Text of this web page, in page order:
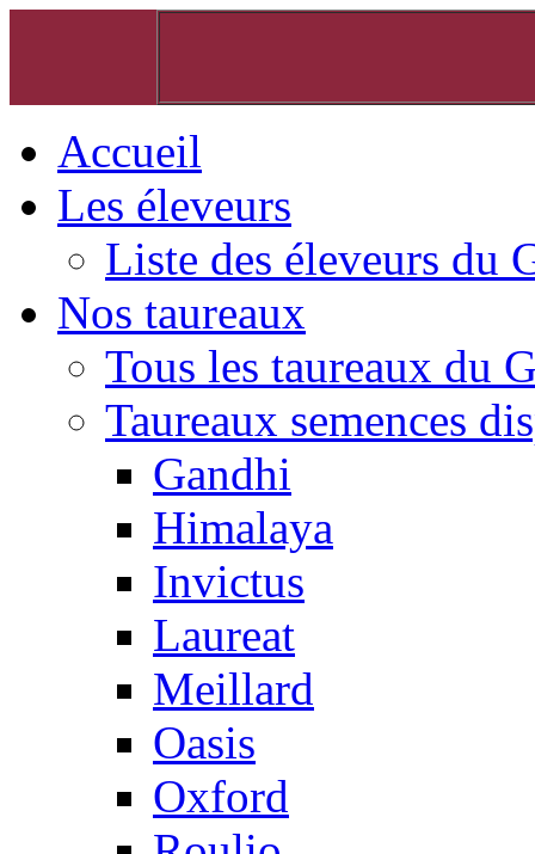
Accueil
Les éleveurs
Liste des éleveurs du
Nos taureaux
Tous les taureaux du
Taureaux semences
Gandhi
Himalaya
Invictus
Laureat
Meillard
Oasis
Oxford